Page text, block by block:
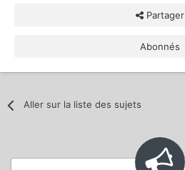
Partager
Abonnés
Aller sur la liste des sujets